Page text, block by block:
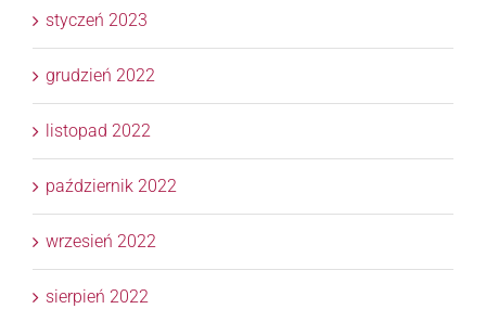
styczeń 2023
grudzień 2022
listopad 2022
październik 2022
wrzesień 2022
sierpień 2022